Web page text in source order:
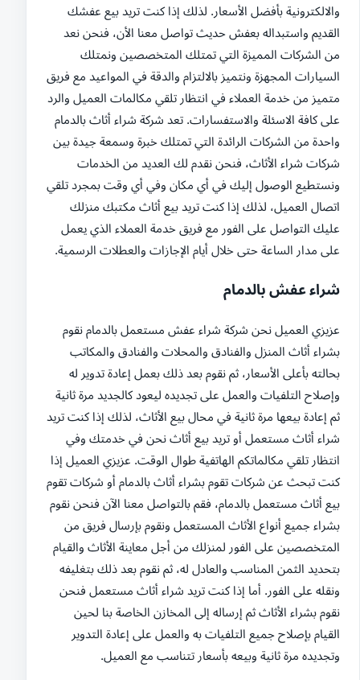
والالكترونية بأفضل الأسعار. لذلك إذا كنت تريد بيع عفشك
القديم واستبداله بعفش حديث تواصل معنا الأن، فنحن نعد
من الشركات المميزة التي تمتلك المتخصصين ونمتلك
السيارات المجهزة ونتميز بالالتزام والدقة في المواعيد مع فريق
متميز من خدمة العملاء في انتظار تلقي مكالمات العميل والرد
على كافة الاسئلة والاستفسارات. تعد شركة شراء أثاث بالدمام
واحدة من الشركات الرائدة التي تمتلك خبرة وسمعة جيدة بين
شركات شراء الأثاث، فنحن نقدم لك العديد من الخدمات
ونستطيع الوصول إليك في أي مكان وفي أي وقت بمجرد تلقي
اتصال العميل، لذلك إذا كنت تريد بيع أثاث مكتبك منزلك
عليك التواصل على الفور مع فريق خدمة العملاء الذي يعمل
على مدار الساعة حتى خلال أيام الإجازات والعطلات الرسمية.
شراء عفش بالدمام
عزيزي العميل نحن شركة شراء عفش مستعمل بالدمام نقوم
بشراء أثاث المنزل والفنادق والمحلات والفنادق والمكاتب
بحالته بأعلى الأسعار، ثم نقوم بعد ذلك بعمل إعادة تدوير له
وإصلاح التلفيات والعمل على تجديده ليعود كالجديد مرة ثانية
ثم إعادة بيعها مرة ثانية في محال بيع الأثاث، لذلك إذا كنت تريد
شراء أثاث مستعمل أو تريد بيع أثاث نحن في خدمتك وفي
انتظار تلقي مكالماتكم الهاتفية طوال الوقت. عزيزي العميل إذا
كنت تبحث عن شركات تقوم بشراء أثاث بالدمام أو شركات تقوم
بيع أثاث مستعمل بالدمام، فقم بالتواصل معنا الآن فنحن نقوم
بشراء جميع أنواع الأثاث المستعمل ونقوم بإرسال فريق من
المتخصصين على الفور لمنزلك من أجل معاينة الأثاث والقيام
بتحديد الثمن المناسب والعادل له، ثم نقوم بعد ذلك بتغليفه
ونقله على الفور. أما إذا كنت تريد شراء أثاث مستعمل فنحن
نقوم بشراء الأثاث ثم إرساله إلى المخازن الخاصة بنا لحين
القيام بإصلاح جميع التلفيات به والعمل على إعادة التدوير
وتجديده مرة ثانية وبيعه بأسعار تتناسب مع العميل.